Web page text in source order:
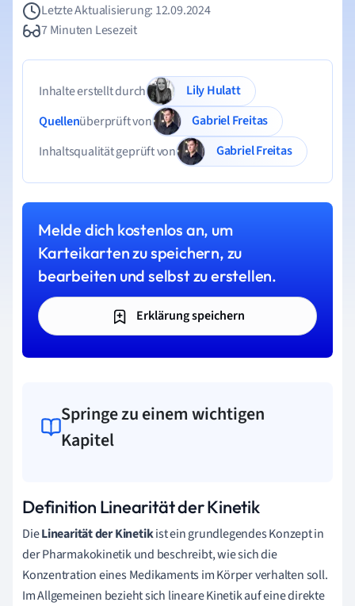
Letzte Aktualisierung: 12.09.2024
7 Minuten Lesezeit
Inhalte erstellt durch
Lily Hulatt
Quellenüberprüft von
Gabriel Freitas
Inhaltsqualität geprüft von
Gabriel Freitas
Melde dich kostenlos an, um
Karteikarten zu speichern, zu
bearbeiten und selbst zu erstellen.
Erklärung speichern
Springe zu einem wichtigen
Kapitel
Definition Linearität der Kinetik
DieLinearität der Kinetikist ein grundlegendes Konzept in
der Pharmakokinetik und beschreibt, wie sich die
Konzentration eines Medikaments im Körper verhalten soll.
Im Allgemeinen bezieht sich lineare Kinetik auf eine direkte